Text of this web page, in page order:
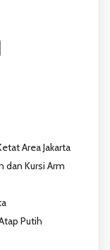
Area Jakarta
dan Kursi Arm
Putih